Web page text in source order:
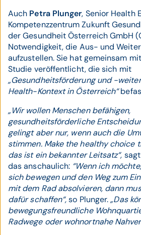
Auch Petra Plunger, Senior Health
Kompetenzzentrum Zukunft
der Gesundheit Österreich GmbH
Notwendigkeit, die Aus- und
aufzustellen. Sie hat gemeinsam
Studie veröffentlicht, die sich mit
„Gesundheitsförderung und -
Health-Kontext in Österreich“
„Wir wollen Menschen befähigen,
gesundheitsförderliche
gelingt aber nur, wenn auch die
stimmen. Make the healthy choice
das ist ein bekannter Leitsatz“,
das anschaulich: “Wenn ich
sich bewegen und den Weg zum
mit dem Rad absolvieren, dann
dafür schaffen“,so Plunger.„Das
bewegungsfreundliche
Radwege oder wohnortnahe